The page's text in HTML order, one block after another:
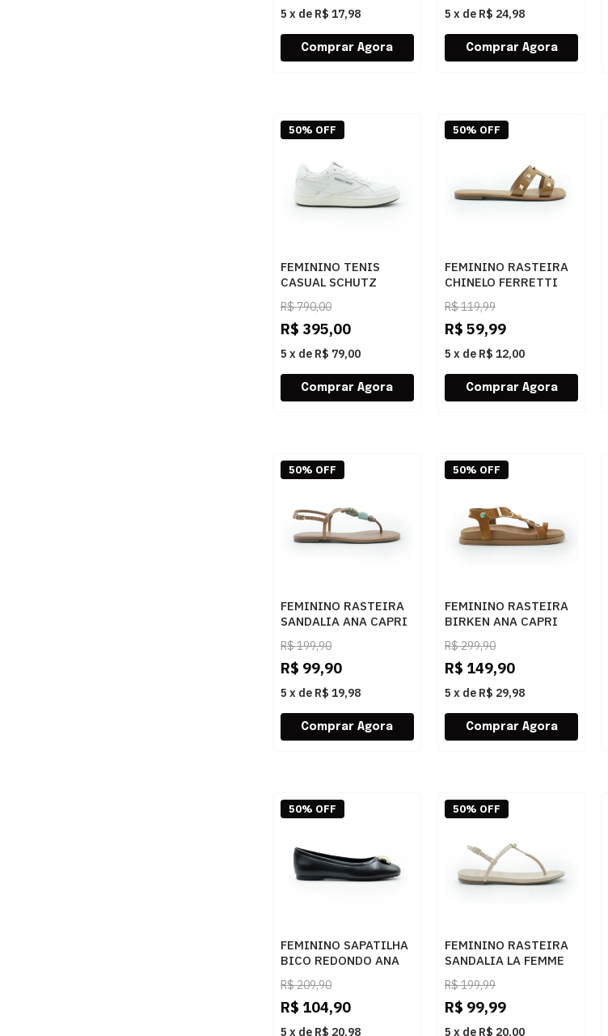
5 x de R$ 17,98 5 x de R$ 24,98
FEMININO TENIS
CASUAL SCHUTZ
WHITE
R$790,00
R$ 395,00
5 x de R$ 79,00
50% OFF
FEMININO RASTEIRA
CHINELO FERRETTI
MELADO
R$119,99
R$ 59,99
5 x de R$ 12,00
50% OFF
FEMININO RASTEIRA
SANDALIA ANA CAPRI
CUOIO
R$199,90
R$ 99,90
5 x de R$ 19,98
50% OFF
FEMININO RASTEIRA
BIRKEN ANA CAPRI
CUOIO
R$299,90
R$ 149,90
5 x de R$ 29,98
50% OFF
FEMININO SAPATILHA
BICO REDONDO ANA
CAPRI
C3007801410001
PRETO
R$209,90
R$ 104,90
5 x de R$ 20,98
50% OFF
FEMININO RASTEIRA
SANDALIA LA FEMME
34093 NAPA AREIA
R$199,99
R$ 99,99
5 x de R$ 20,00
50% OFF